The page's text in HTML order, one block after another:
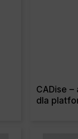
CADise
dla